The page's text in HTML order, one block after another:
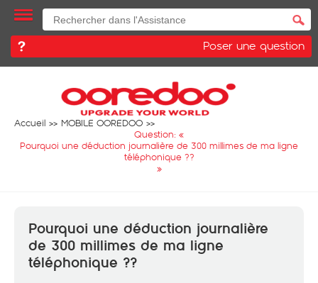
Poser une question
Accueil
MOBILE OOREDOO
Question: «
Pourquoi une déduction journalière de 300 millimes de ma ligne
téléphonique ??
»
Pourquoi une déduction journalière
de 300 millimes de ma ligne
téléphonique ??